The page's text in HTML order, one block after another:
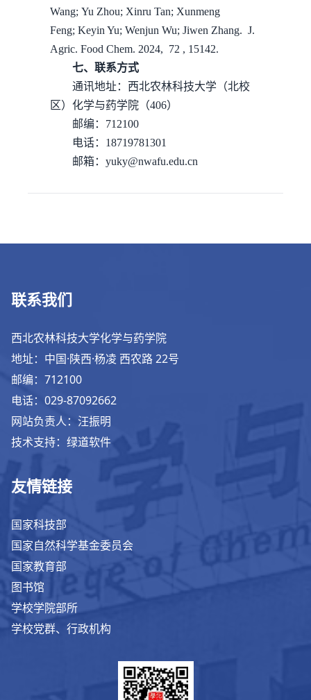
Wang; Yu Zhou; Xinru Tan; Xunmeng
Feng; Keyin Yu; Wenjun Wu; Jiwen Zhang. J.
Agric. Food Chem. 2024, 72 , 15142.
七、联系方式
通讯地址：西北农林科技大学（北校
区）化学与药学院（406）
邮编：712100
电话：18719781301
邮箱：yuky@nwafu.edu.cn
联系我们
西北农林科技大学化学与药学院
地址：中国·陕西·杨凌 西农路 22号
邮编：712100
电话：029-87092662
网站负责人：汪振明
技术支持：绿道软件
友情链接
国家科技部
国家自然科学基金委员会
国家教育部
图书馆
学校学院部所
学校党群、行政机构